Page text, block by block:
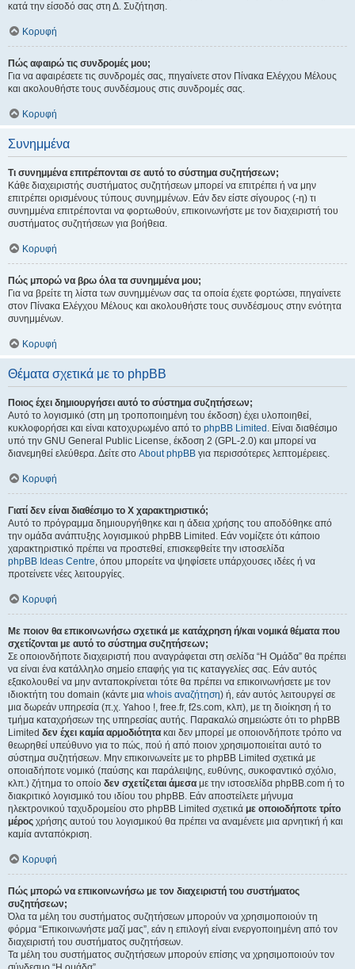
κατά την είσοδό σας στη Δ. Συζήτηση.
Κορυφή
Πώς αφαιρώ τις συνδρομές μου;
Για να αφαιρέσετε τις συνδρομές σας, πηγαίνετε στον Πίνακα Ελέγχου Μέλους
και ακολουθήστε τους συνδέσμους στις συνδρομές σας.
Κορυφή
Συνημμένα
Τι συνημμένα επιτρέπονται σε αυτό το σύστημα συζητήσεων;
Κάθε διαχειριστής συστήματος συζητήσεων μπορεί να επιτρέπει ή να μην
επιτρέπει ορισμένους τύπους συνημμένων. Εάν δεν είστε σίγουρος (-η) τι
συνημμένα επιτρέπονται να φορτωθούν, επικοινωνήστε με τον διαχειριστή του
συστήματος συζητήσεων για βοήθεια.
Κορυφή
Πώς μπορώ να βρω όλα τα συνημμένα μου;
Για να βρείτε τη λίστα των συνημμένων σας τα οποία έχετε φορτώσει, πηγαίνετε
στον Πίνακα Ελέγχου Μέλους και ακολουθήστε τους συνδέσμους στην ενότητα
συνημμένων.
Κορυφή
Θέματα σχετικά με το phpBB
Ποιος έχει δημιουργήσει αυτό το σύστημα συζητήσεων;
Αυτό το λογισμικό (στη μη τροποποιημένη του έκδοση) έχει υλοποιηθεί,
κυκλοφορήσει και είναι κατοχυρωμένο από το phpBB Limited . Είναι διαθέσιμο
υπό την GNU General Public License, έκδοση 2 (GPL-2.0) και μπορεί να
διανεμηθεί ελεύθερα. Δείτε στο About phpBB για περισσότερες λεπτομέρειες.
Κορυφή
Γιατί δεν είναι διαθέσιμο το Χ χαρακτηριστικό;
Αυτό το πρόγραμμα δημιουργήθηκε και η άδεια χρήσης του αποδόθηκε από
την ομάδα ανάπτυξης λογισμικού phpBB Limited. Εάν νομίζετε ότι κάποιο
χαρακτηριστικό πρέπει να προστεθεί, επισκεφθείτε την ιστοσελίδα
phpBB Ideas Centre, όπου μπορείτε να ψηφίσετε υπάρχουσες ιδέες ή να
προτείνετε νέες λειτουργίες.
Κορυφή
Με ποιον θα επικοινωνήσω σχετικά με κατάχρηση ή/και νομικά θέματα που
σχετίζονται με αυτό το σύστημα συζητήσεων;
Σε οποιονδήποτε διαχειριστή που αναγράφεται στη σελίδα “Η Ομάδα” θα πρέπει
να είναι ένα κατάλληλο σημείο επαφής για τις καταγγελίες σας. Εάν αυτός
εξακολουθεί να μην ανταποκρίνεται τότε θα πρέπει να επικοινωνήσετε με τον
ιδιοκτήτη του domain (κάντε μια whois αναζήτηση) ή, εάν αυτός λειτουργεί σε
μια δωρεάν υπηρεσία (π.χ. Yahoo !, free.fr, f2s.com, κλπ), με τη διοίκηση ή το
τμήμα καταχρήσεων της υπηρεσίας αυτής. Παρακαλώ σημειώστε ότι το phpBB
Limited δεν έχει καμία αρμοδιότητα και δεν μπορεί με οποιονδήποτε τρόπο να
θεωρηθεί υπεύθυνο για το πώς, πού ή από ποιον χρησιμοποιείται αυτό το
σύστημα συζητήσεων. Μην επικοινωνείτε με το phpBB Limited σχετικά με
οποιαδήποτε νομικό (παύσης και παράλειψης, ευθύνης, συκοφαντικό σχόλιο,
κλπ.) ζήτημα το οποίο δεν σχετίζεται άμεσα με την ιστοσελίδα phpBB.com ή το
διακριτικό λογισμικό του ιδίου του phpBB. Εάν αποστείλετε μήνυμα
ηλεκτρονικού ταχυδρομείου στο phpBB Limited σχετικά με οποιοδήποτε τρίτο
μέρος χρήσης αυτού του λογισμικού θα πρέπει να αναμένετε μια αρνητική ή και
καμία ανταπόκριση.
Κορυφή
Πώς μπορώ να επικοινωνήσω με τον διαχειριστή του συστήματος
συζητήσεων;
Όλα τα μέλη του συστήματος συζητήσεων μπορούν να χρησιμοποιούν τη
φόρμα “Επικοινωνήστε μαζί μας”, εάν η επιλογή είναι ενεργοποιημένη από τον
διαχειριστή του συστήματος συζητήσεων.
Τα μέλη του συστήματος συζητήσεων μπορούν επίσης να χρησιμοποιούν τον